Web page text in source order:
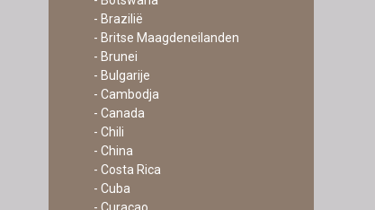
- Brazilië
- Britse Maagdeneilanden
- Brunei
- Bulgarije
- Cambodja
- Canada
- Chili
- China
- Costa Rica
- Cuba